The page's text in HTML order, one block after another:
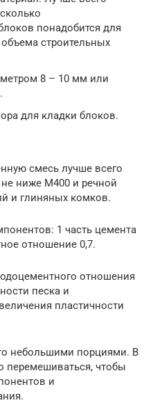
понадобится для
строительных
8 – 10 мм или
для кладки блоков.
смесь лучше всего
ниже М400 и речной
и глиняных комков.
1 часть цемента
отношение 0,7.
отношения
песка и
пластичности
небольшими порциями. В
перемешиваться, чтобы
и